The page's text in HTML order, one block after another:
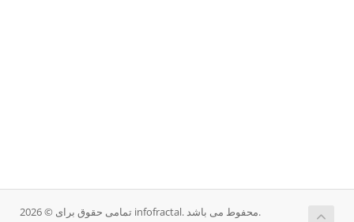
تمامی حقوق برای © 2026 infofractal. محفوط می باشد.